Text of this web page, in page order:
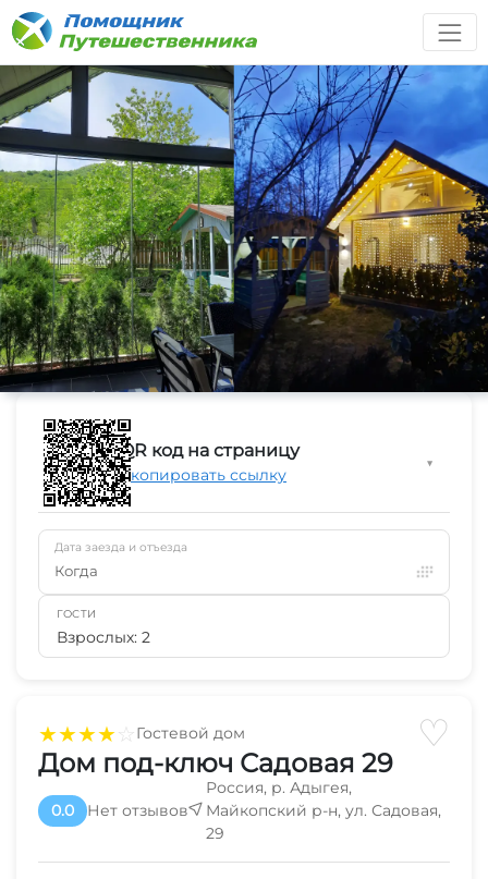
★★★★☆Гостевой дом ♡
Дом под-ключ Садовая 29
0.0 Нет отзывов
Россия, р. Адыгея,
Майкопский р-н, ул. Садовая,
29
QR код на страницу
Скопировать ссылку
▼
Дата заезда и отъезда
Когда
ГОСТИ
Взрослых: 2